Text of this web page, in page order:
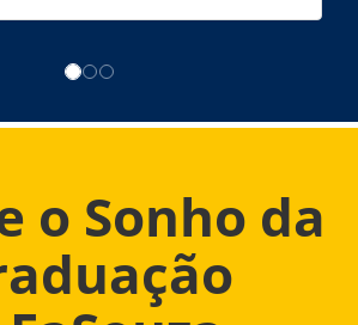
o Sonho da